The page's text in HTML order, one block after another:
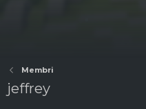
Membri
jeffrey